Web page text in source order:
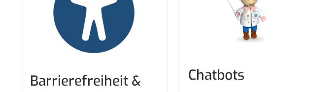
Barrierefreiheit &
Chatbots